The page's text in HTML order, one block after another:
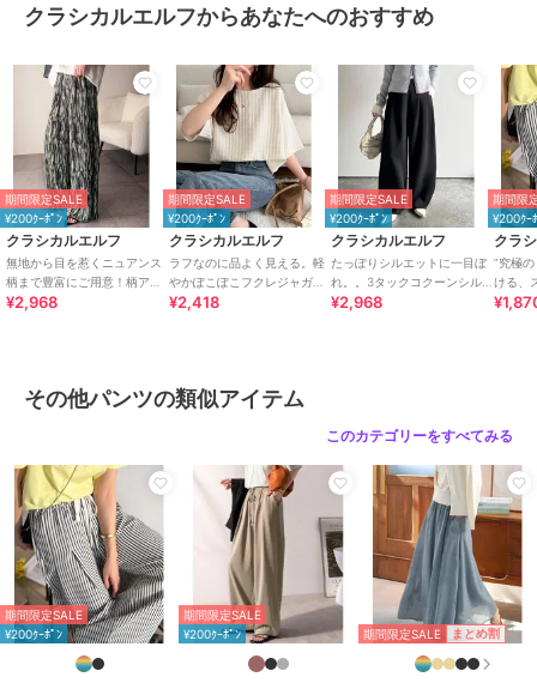
※詳しいお手入れ方法は商品タグをご参照ください。
■coordinate
この１枚でコーデに悩まず穿くだけでお洒落になれる万能アイテム♪
主役級の存在感を放つデザインなので、シンプルにシャツと合わせて
も華やかに決まります☆
ロゴTで合わせたトレンドのカジュアルミックスや、ブラウス合わせ
できれいめスタイルとも好相性◎
足元にはトレンドのローファーパンプスやサンダルと合わせて女性ら
しい印象に♪
キャップをかぶって足元に厚底スニーカーを合わせれば、抜け感のあ
るスポーティーカジュアルコーデに☆
新着アイテムやお得なセール情報を毎日配信中♪
@classicalelf_official（Classical Elf・JaVa）
＠milybilet_official（mily bilet）
【公式 TikTok】
@classicalelf_official
※ご覧のモニター環境により、画像の色味と多少異なる場合がござい
ます。
※サイズ表ウエストの（）内はウエストゴム最大伸ばし寸となりま
クラシカルエルフからあなたへのおすすめ
期間限定SALE
¥200ｸｰﾎﾟﾝ
クラシカルエルフ
無地から目を惹くニュアンス
柄まで豊富にご用意！柄アソ
ート細プリーツパンツ
¥2,968
期間限定SALE
¥200ｸｰﾎﾟﾝ
クラシカルエルフ
ラフなのに品よく見える。軽
やかぽこぽこフクレジャガー
ドトップス（半袖）
¥2,418
期間限定SALE
¥200ｸｰﾎﾟﾝ
クラシカルエルフ
たっぽりシルエットに一目ぼ
れ。。3タックコクーンシル
エットダンボール素材ワイド
¥2,968
期間限
¥200ｸｰ
クラ
”究極
ける、
心地。
その他パンツの類似アイテム
このカテゴリーをすべてみる
期間限定SALE
¥200ｸｰﾎﾟﾝ
期間限定SALE
¥200ｸｰﾎﾟﾝ
期間限定SALE まとめ割